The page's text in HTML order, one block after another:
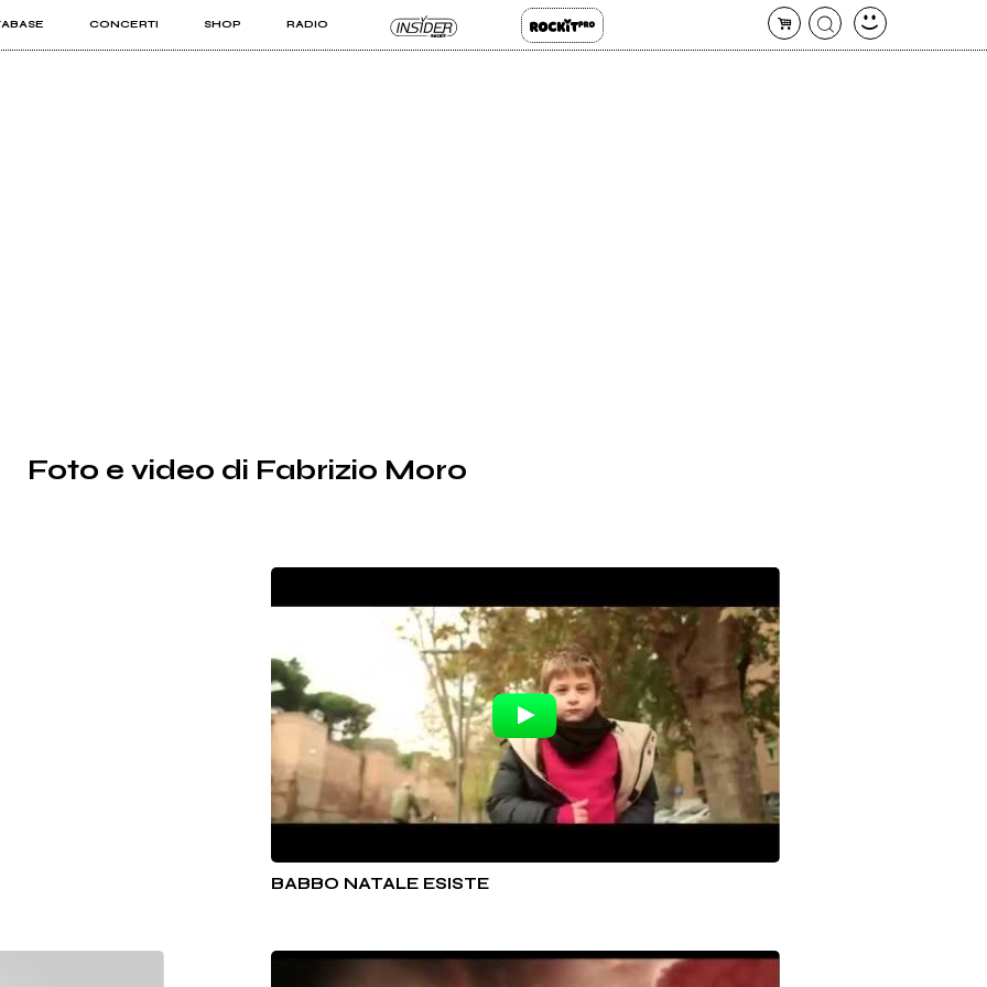
CONCERTI SHOP RADIO
PRO
Foto e video di Fabrizio Moro
BABBO NATALE ESISTE